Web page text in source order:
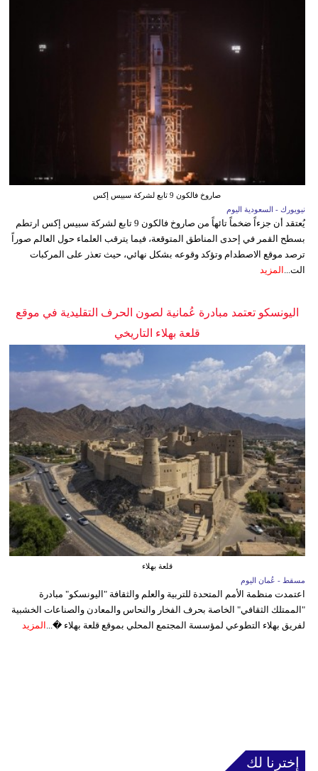
صاروخ فالكون 9 تابع لشركة سبيس إكس
نيويورك - السعودية اليوم
يُعتقد أن جزءاً ضخماً تائهاً من صاروخ فالكون 9 تابع لشركة سبيس إكس ارتطم
بسطح القمر في إحدى المناطق المتوقعة، فيما يترقب العلماء حول العالم صوراً
ترصد موقع الاصطدام وتؤكد وقوعه بشكل نهائي، حيث تعذر على المركبات
الت...
المزيد
اليونسكو تعتمد مبادرة عُمانية لصون الحرف التقليدية في موقع
قلعة بهلاء التاريخي
قلعة بهلاء
مسقط - عُمان اليوم
اعتمدت منظمة الأمم المتحدة للتربية والعلم والثقافة "اليونسكو" مبادرة
"الممتلك الثقافي" الخاصة بحرف الفخار والنحاس والمعادن والصناعات الخشبية
لفريق بهلاء التطوعي لمؤسسة المجتمع المحلي بموقع قلعة بهلاء �... المزيد
إخترنا لك